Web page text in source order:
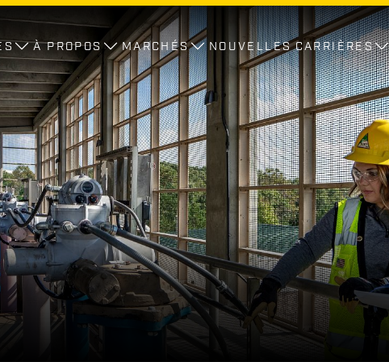
À PROPOS MARCHÉS NOUVELLES CARRIÈRES